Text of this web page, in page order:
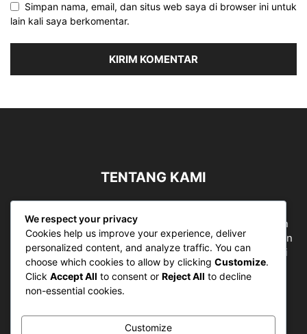
Simpan nama, email, dan situs web saya di browser ini untuk
lain kali saya berkomentar.
TENTANG KAMI
bergerak di ruang jurnalistik, sebagai entitas pemberian
ruang Publik, Media merupakan literasi mutlak diperlukan
sebagai kemampuan dasar berpikir kritis untuk hidup di
abad informasi.
Hubungi kami:
We respect your privacy
Cookies help us improve your experience, deliver
personalized content, and analyze traffic. You can
choose which cookies to allow by clicking Customize.
Click Accept All to consent or Reject All to decline
non-essential cookies.
Customize